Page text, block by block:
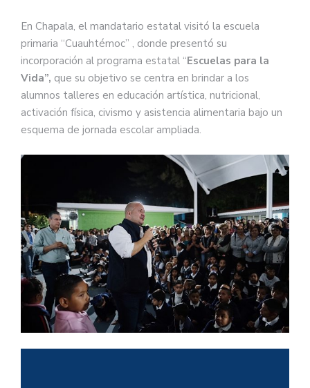
En Chapala, el mandatario estatal visitó la escuela
primaria “Cuauhtémoc” , donde presentó su
incorporación al programa estatal “Escuelas para la
Vida”, que su objetivo se centra en brindar a los
alumnos talleres en educación artística, nutricional,
activación física, civismo y asistencia alimentaria bajo un
esquema de jornada escolar ampliada.